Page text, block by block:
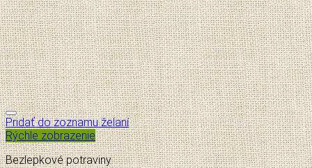
Pridať do zoznamu želaní
Rýchle zobrazenie
Bezlepkové potraviny